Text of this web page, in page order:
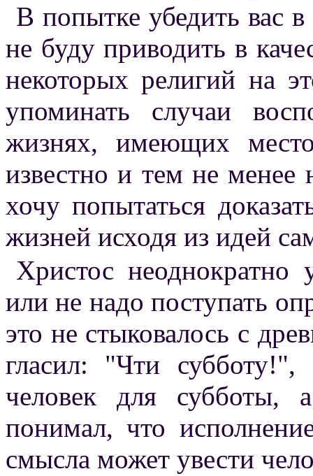
В попытке убедить вас
не буду приводить в
некоторых религий на
упоминать случаи
жизнях, имеющих
известно и тем не менее
хочу попытаться
жизней исходя из идей
Христос неоднократно
или не надо поступать
это не стыковалось с
гласил: "Чти
человек для субботы,
понимал, что
смысла может увести